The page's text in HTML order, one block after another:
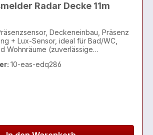
Radar Decke 11m
Deckeneinbau, Präsenz
+ Lux-Sensor, ideal für Bad/WC,
Wohnräume (zuverlässige
10-eas-edq286